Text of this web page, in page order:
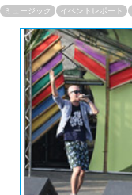
ミュージック イベントレポート